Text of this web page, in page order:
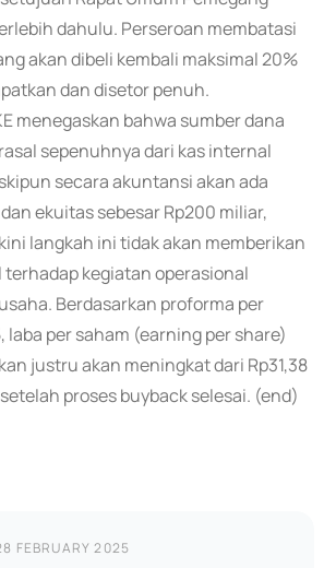
dahulu. Perseroan membatasi
akan dibeli kembali maksimal 20%
dan disetor penuh.
menegaskan bahwa sumber dana
sepenuhnya dari kas internal
secara akuntansi akan ada
ekuitas sebesar Rp200 miliar,
langkah ini tidak akan memberikan
kegiatan operasional
Berdasarkan proforma per
laba per saham (earning per share)
justru akan meningkat dari Rp31,38
proses buyback selesai. (end)
FEBRUARY 2025